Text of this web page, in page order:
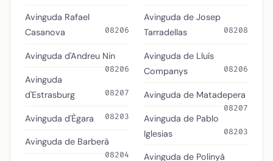
Avinguda Rafael
Casanova
08206
Avinguda d'Andreu Nin
08206
Avinguda
d'Estrasburg
08207
Avinguda d'Ègara 08203
Avinguda de Barberà
08204
Avinguda de Josep
Tarradellas
08208
Avinguda de Lluís
Companys
08206
Avinguda de Matadepera
08207
Avinguda de Pablo
Iglesias
08203
Avinguda de Polinyà